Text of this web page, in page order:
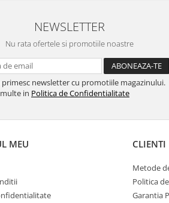
NEWSLETTER
Nu rata ofertele si promotiile noastre
primesc newsletter cu promotiile magazinului.
in Politica de Confidentialitate
MEU CLIENTI
Metode
Politica
Garantia